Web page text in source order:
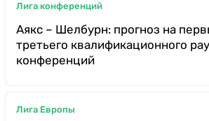
Лига конференций
Аякс – Шелбурн: прогноз на
третьего квалификационного
конференций
Лига Европы